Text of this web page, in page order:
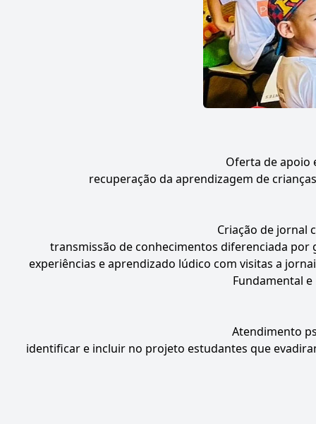
Oferta de apoio
recuperação da aprendizagem de
Criação de jornal
transmissão de conhecimentos diferenciada
experiências e aprendizado lúdico com visitas a
Fundamental
Atendimento
identificar e incluir no projeto estudantes que